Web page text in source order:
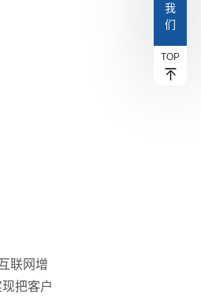
联网增
把客户
我
们
TOP